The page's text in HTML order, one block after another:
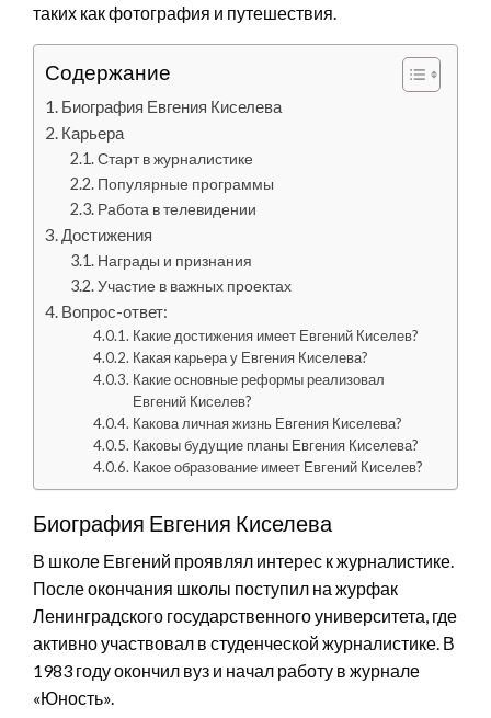
таких как фотография и путешествия.
Содержание
Биография Евгения Киселева
Карьера
Старт в журналистике
Популярные программы
Работа в телевидении
Достижения
Награды и признания
Участие в важных проектах
Вопрос-ответ:
Какие достижения имеет Евгений Киселев?
Какая карьера у Евгения Киселева?
Какие основные реформы реализовал
Евгений Киселев?
Какова личная жизнь Евгения Киселева?
Каковы будущие планы Евгения Киселева?
Какое образование имеет Евгений Киселев?
Биография Евгения Киселева
В школе Евгений проявлял интерес к журналистике.
После окончания школы поступил на журфак
Ленинградского государственного университета, где
активно участвовал в студенческой журналистике. В
1983 году окончил вуз и начал работу в журнале
«Юность».